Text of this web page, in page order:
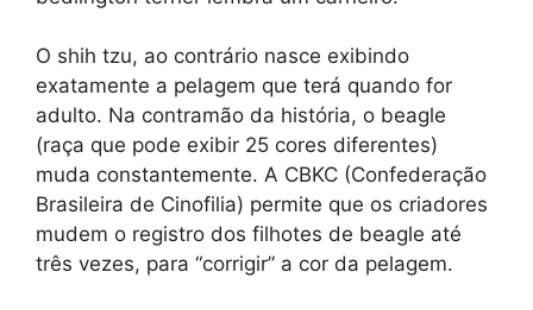
O shih tzu, ao contrário nasce exibindo
exatamente a pelagem que terá quando for
adulto. Na contramão da história, o beagle
(raça que pode exibir 25 cores diferentes)
muda constantemente. A CBKC (Confederação
Brasileira de Cinofilia) permite que os criadores
mudem o registro dos filhotes de beagle até
três vezes, para “corrigir” a cor da pelagem.